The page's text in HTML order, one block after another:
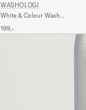
WASHOLOGI
White & Colour Wash
199,-